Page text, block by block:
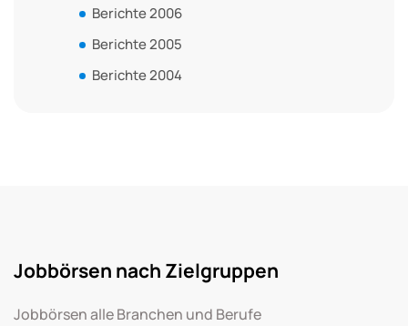
Berichte 2006
Berichte 2005
Berichte 2004
Jobbörsen nach Zielgruppen
Jobbörsen alle Branchen und Berufe